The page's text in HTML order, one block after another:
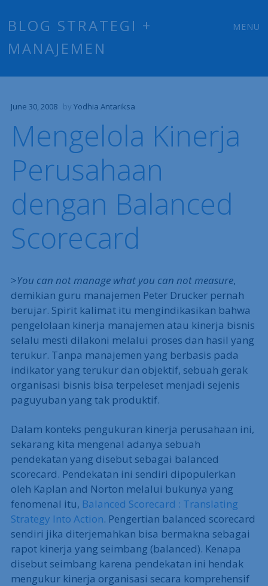
BLOG STRATEGI +
MANAJEMEN
MENU
June 30, 2008 by Yodhia Antariksa
Mengelola Kinerja
Perusahaan
dengan Balanced
Scorecard
>You can not manage what you can not measure,
demikian guru manajemen Peter Drucker pernah
berujar. Spirit kalimat itu mengindikasikan bahwa
pengelolaan kinerja manajemen atau kinerja bisnis
selalu mesti dilakoni melalui proses dan hasil yang
terukur. Tanpa manajemen yang berbasis pada
indikator yang terukur dan objektif, sebuah gerak
organisasi bisnis bisa terpeleset menjadi sejenis
paguyuban yang tak produktif.
Dalam konteks pengukuran kinerja perusahaan ini,
sekarang kita mengenal adanya sebuah
pendekatan yang disebut sebagai balanced
scorecard. Pendekatan ini sendiri dipopulerkan
oleh Kaplan and Norton melalui bukunya yang
fenomenal itu, Balanced Scorecard : Translating
Strategy Into Action. Pengertian balanced scorecard
sendiri jika diterjemahkan bisa bermakna sebagai
rapot kinerja yang seimbang (balanced). Kenapa
disebut seimbang karena pendekatan ini hendak
mengukur kinerja organisasi secara komprehensif